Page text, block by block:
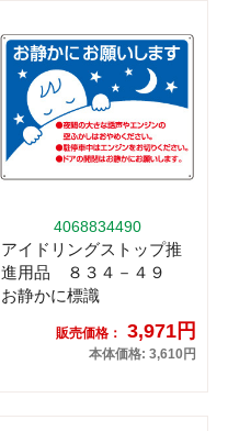
4068834490
アイドリングストップ推
進用品 ８３４－４９
お静かに標識
販売価格： 3,971円
本体価格: 3,610円